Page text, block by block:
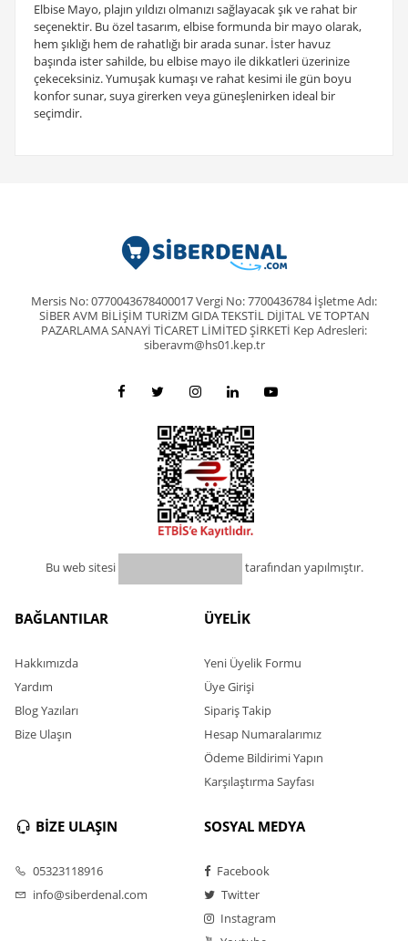
Elbise Mayo, plajın yıldızı olmanızı sağlayacak şık ve rahat bir
seçenektir. Bu özel tasarım, elbise formunda bir mayo olarak,
hem şıklığı hem de rahatlığı bir arada sunar. İster havuz
başında ister sahilde, bu elbise mayo ile dikkatleri üzerinize
çekeceksiniz. Yumuşak kumaşı ve rahat kesimi ile gün boyu
konfor sunar, suya girerken veya güneşlenirken ideal bir
seçimdir.
Mersis No: 0770043678400017 Vergi No: 7700436784 İşletme Adı:
SİBER AVM BİLİŞİM TURİZM GIDA TEKSTİL DİJİTAL VE TOPTAN
PAZARLAMA SANAYİ TİCARET LİMİTED ŞİRKETİ Kep Adresleri:
siberavm@hs01.kep.tr
Bu web sitesi tarafından yapılmıştır.
BAĞLANTILAR
Hakkımızda
Yardım
Blog Yazıları
Bize Ulaşın
ÜYELİK
Yeni Üyelik Formu
Üye Girişi
Sipariş Takip
Hesap Numaralarımız
Ödeme Bildirimi Yapın
Karşılaştırma Sayfası
BİZE ULAŞIN
05323118916
info@siberdenal.com
SOSYAL MEDYA
Facebook
Twitter
Instagram